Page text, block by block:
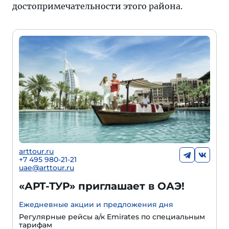
достопримечательности этого района.
arttour.ru
+7 495 980-21-21
uae@arttour.ru
«АРТ-ТУР» приглашает в ОАЭ!
Ежедневные акции и предложения дня
Регулярные рейсы а/к Emirates по специальным
тарифам